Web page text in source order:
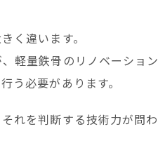
く違います。
軽量鉄骨のリノベーション
う必要があります。
れを判断する技術力が問わ